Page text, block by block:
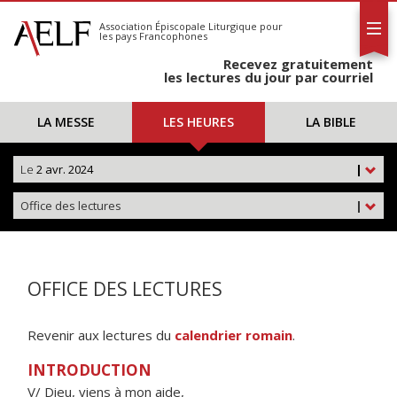
S'abonner
Calendrier
Association Épiscopale Liturgique pour
les pays Francophones
Recevez gratuitement
les lectures du jour par courriel
LA MESSE LES HEURES LA BIBLE
|
Le 2 avr. 2024
|
Office des lectures
OFFICE DES LECTURES
Revenir aux lectures du calendrier romain.
INTRODUCTION
V/ Dieu, viens à mon aide,